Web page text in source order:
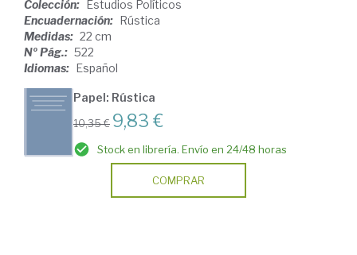
Colección: Estudios Políticos
Encuadernación: Rústica
Medidas: 22 cm
Nº Pág.: 522
Idiomas: Español
Papel: Rústica
10,35 € 9,83 €
Stock en librería. Envío en 24/48 horas
COMPRAR